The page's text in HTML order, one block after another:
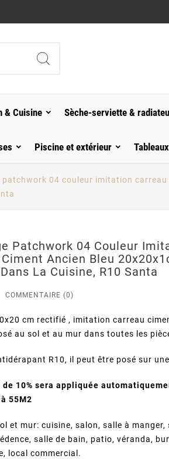
& Cuisine Sèche-serviette &
Piscine et extérieur
patchwork 04 couleur imitation
Patchwork 04 Couleur
Ancien Bleu
La Cuisine, R10 Santa
COMMENTAIRE (0)
cm rectifié , imitation carreau
au sol et au mur dans toutes les
R10, il peut être posé sur
de 10% sera appliquée
55M2
et mur: cuisine, salon, salle à
salle de bain, patio, véranda,
local commercial.